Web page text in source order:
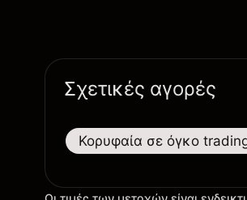
Σχετικές αγορές
Κορυφαία σε όγκο